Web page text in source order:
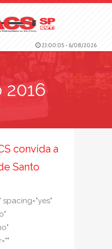
23:00:05 - 6/08/2026
2016
convida a
Santo